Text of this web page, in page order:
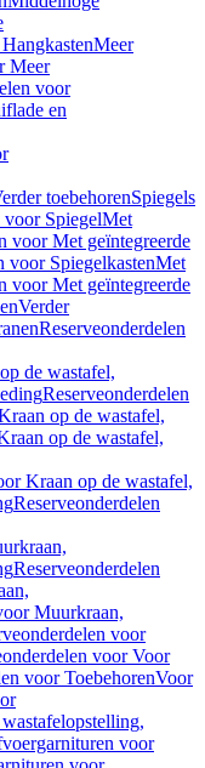
Meer
Meer
voor
en
toebehorenSpiegels
voor SpiegelMet
voor Met geïntegreerde
voor SpiegelkastenMet
voor Met geïntegreerde
Verder
Reserveonderdelen
de wastafel,
Reserveonderdelen
op de wastafel,
op de wastafel,
Kraan op de wastafel,
Reserveonderdelen
Reserveonderdelen
Muurkraan,
voor
voor Voor
voor ToebehorenVoor
voor